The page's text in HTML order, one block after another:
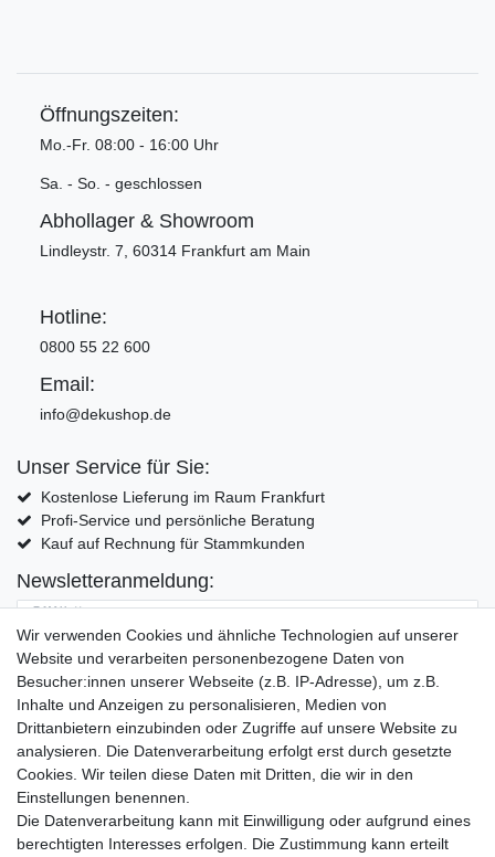
Öffnungszeiten:
Mo.-Fr. 08:00 - 16:00 Uhr
Sa. - So. - geschlossen
Abhollager & Showroom
Lindleystr. 7, 60314 Frankfurt am Main
Hotline:
0800 55 22 600
Email:
info@dekushop.de
Unser Service für Sie:
Kostenlose Lieferung im Raum Frankfurt
Profi-Service und persönliche Beratung
Kauf auf Rechnung für Stammkunden
Newsletteranmeldung:
E-MAIL **
Hiermit bestätige ich, dass ich die Daten­schutz­erklärung
Einwilligung kann ich jederzeit widerrufen.**
Abonnieren
** Hierbei handelt es sich um ein Pflichtfeld.
Widerrufs­recht Widerrufs­formular Impressum
Wir verwenden Cookies und ähnliche Technologien auf unserer
Website und verarbeiten personenbezogene Daten von
Besucher:innen unserer Webseite (z.B. IP-Adresse), um z.B.
Inhalte und Anzeigen zu personalisieren, Medien von
Drittanbietern einzubinden oder Zugriffe auf unsere Website zu
analysieren. Die Datenverarbeitung erfolgt erst durch gesetzte
Cookies. Wir teilen diese Daten mit Dritten, die wir in den
Einstellungen benennen.
Die Datenverarbeitung kann mit Einwilligung oder aufgrund eines
berechtigten Interesses erfolgen. Die Zustimmung kann erteilt